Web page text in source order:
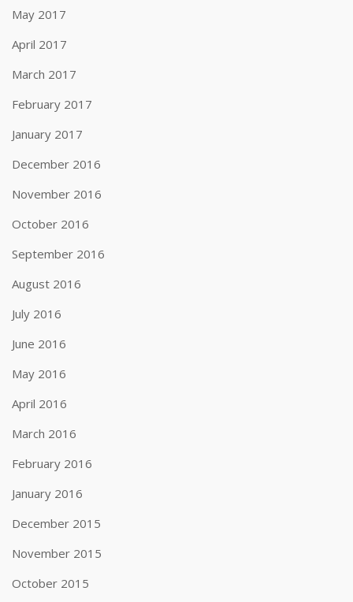
May 2017
April 2017
March 2017
February 2017
January 2017
December 2016
November 2016
October 2016
September 2016
August 2016
July 2016
June 2016
May 2016
April 2016
March 2016
February 2016
January 2016
December 2015
November 2015
October 2015